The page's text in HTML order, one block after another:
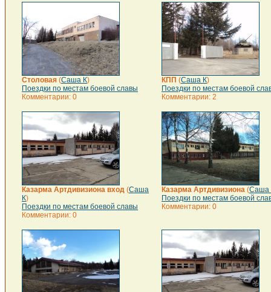
Столовая (Саша К)
Поездки по местам боевой славы
Комментарии: 0
КПП (Саша К)
Поездки по местам боевой
Комментарии: 2
Казарма Артдивизиона вход (Саша
К)
Поездки по местам боевой славы
Комментарии: 0
Казарма Артдивизиона (Саша
Поездки по местам боевой
Комментарии: 0